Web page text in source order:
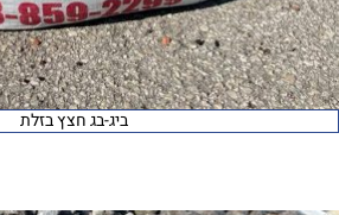
ביג-בג חצץ בזלת